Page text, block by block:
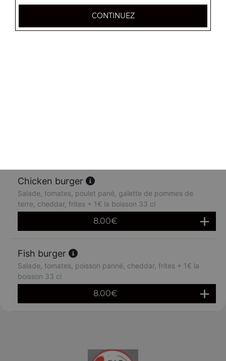
7.50€
Chicken burger
Salade, tomates, poulet pané, galette de pommes de
terre, cheddar, frites + 1€ la boisson 33 cl
8.00€
Fish burger
Salade, tomates, poisson panné, cheddar, frites + 1€ la
boisson 33 cl
8.00€
CONTINUEZ